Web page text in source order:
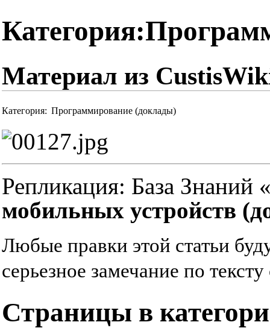
Материал из
Категория: Программирование (доклады)
Репликация: База
мобильных устройств
Любые правки этой статьи
серьезное замечание по
Страницы в